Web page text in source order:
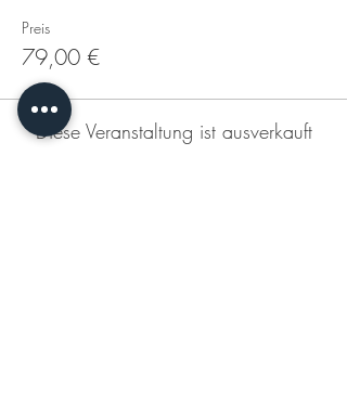
Preis
79,00 €
Diese Veranstaltung ist ausverkauft